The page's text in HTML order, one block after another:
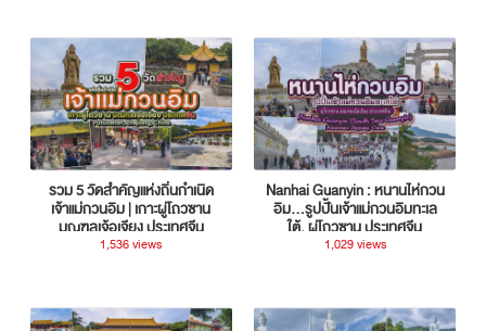
รวม 5 วัดสำคัญแห่งถิ่นกำเนิด
เจ้าแม่กวนอิม | เกาะผู่โถวซาน
มณฑลเจ้อเจียง ประเทศจีน
1,536 views
Nanhai Guanyin : หนานไห่กวน
อิม...รูปปั้นเจ้าแม่กวนอิมทะเล
ใต้, ผู่โถวซาน ประเทศจีน
1,029 views